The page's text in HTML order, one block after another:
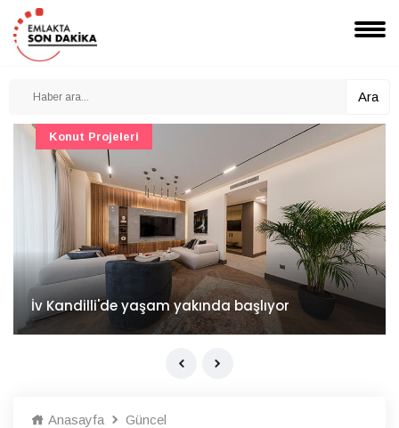
Ara
İv Kandilli'de yaşam yakında başlıyor
Konut Projeleri
Anasayfa
Güncel